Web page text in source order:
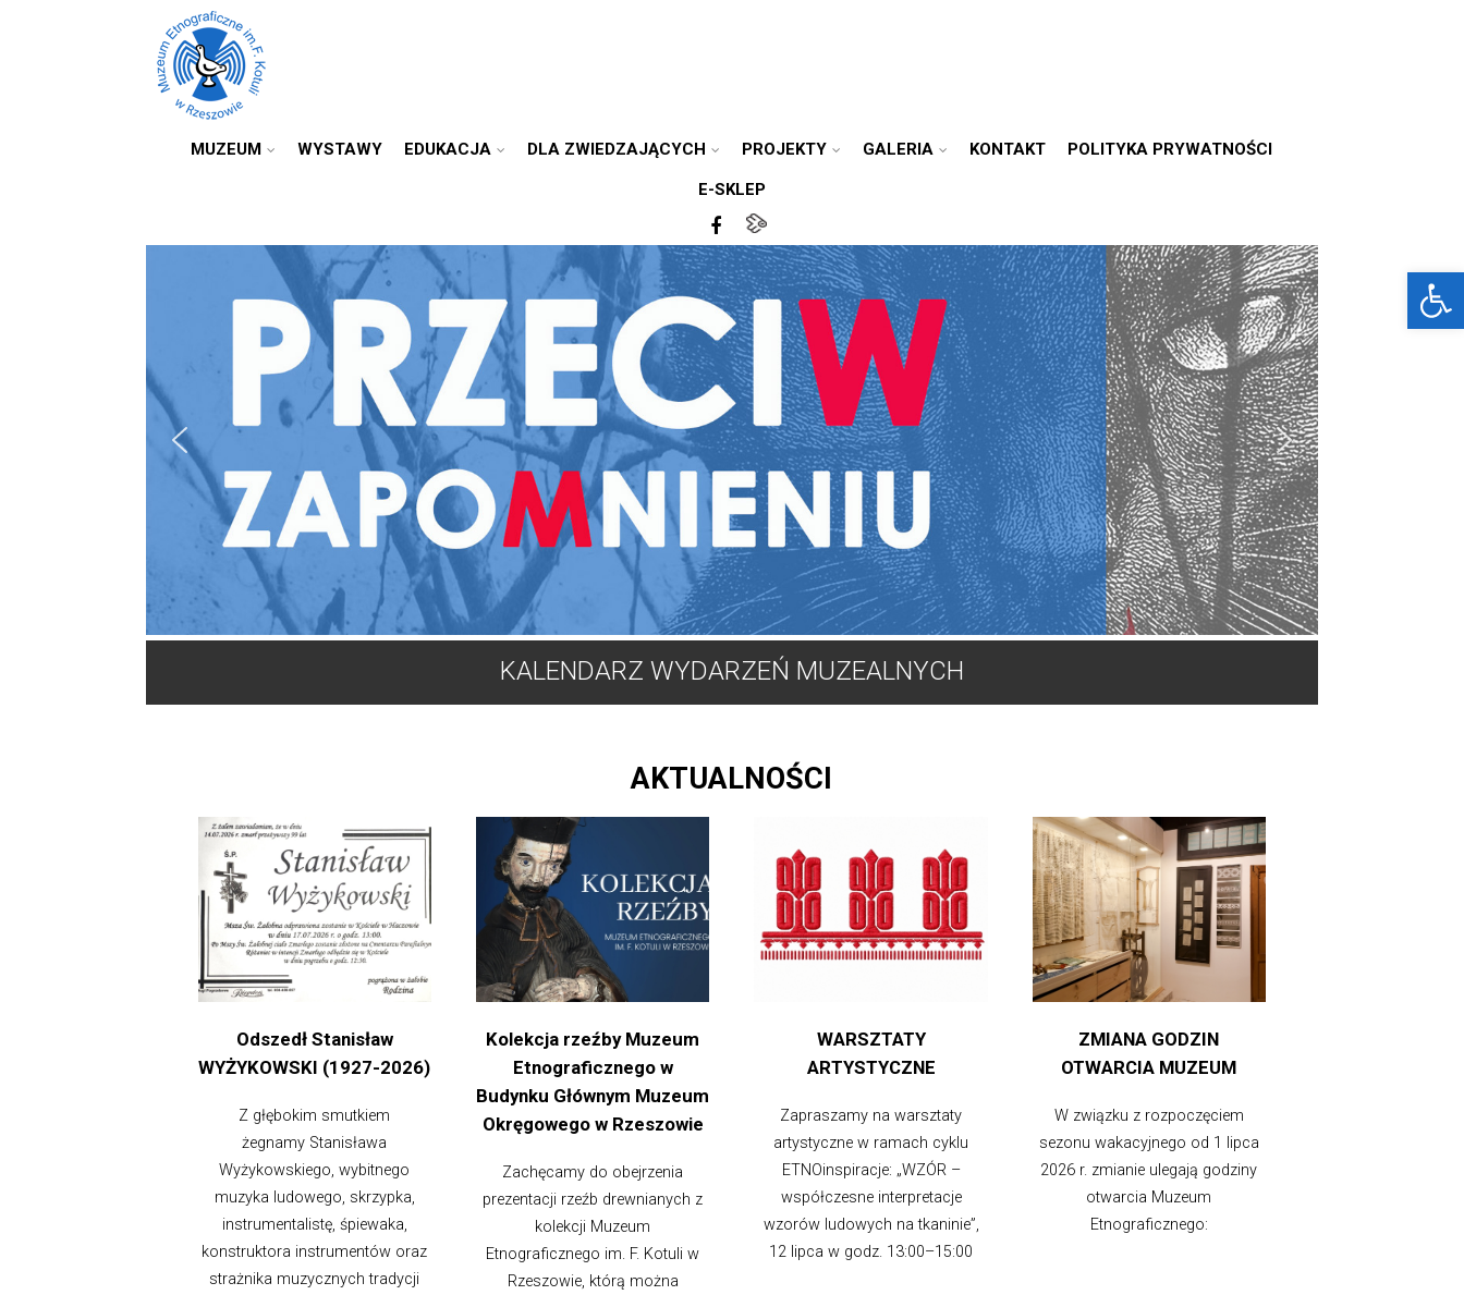
MUZEUM WYSTAWY EDUKACJA DLA ZWIEDZAJĄCYCH PROJEKTY GALERIA KONTAKT POLITYKA PRYWATNOŚCI
E-SKLEP
KALENDARZ WYDARZEŃ MUZEALNYCH
AKTUALNOŚCI
Odszedł Stanisław
WYŻYKOWSKI (1927-2026)
Z głębokim smutkiem
żegnamy Stanisława
Wyżykowskiego, wybitnego
muzyka ludowego, skrzypka,
instrumentalistę, śpiewaka,
konstruktora instrumentów oraz
strażnika muzycznych tradycji
Kolekcja rzeźby Muzeum
Etnograficznego w
Budynku Głównym Muzeum
Okręgowego w Rzeszowie
Zachęcamy do obejrzenia
prezentacji rzeźb drewnianych z
kolekcji Muzeum
Etnograficznego im. F. Kotuli w
Rzeszowie, którą można
WARSZTATY
ARTYSTYCZNE
Zapraszamy na warsztaty
artystyczne w ramach cyklu
ETNOinspiracje: „WZÓR –
współczesne interpretacje
wzorów ludowych na tkaninie”,
12 lipca w godz. 13:00–15:00
ZMIANA GODZIN
OTWARCIA MUZEUM
W związku z rozpoczęciem
sezonu wakacyjnego od 1 lipca
2026 r. zmianie ulegają godziny
otwarcia Muzeum
Etnograficznego: